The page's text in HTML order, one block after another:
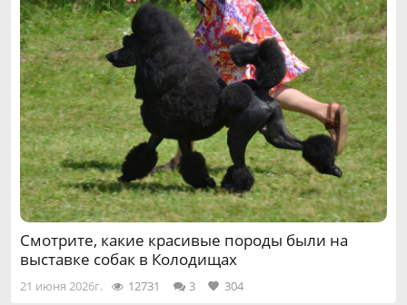
Смотрите, какие красивые породы были на
выставке собак в Колодищах
21 июня 2026г. 12731 3 304